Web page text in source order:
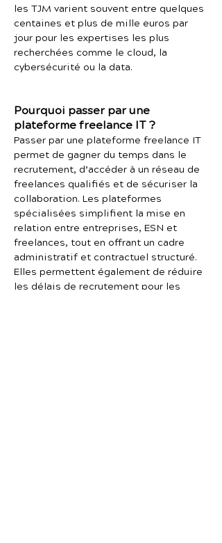
les TJM varient souvent entre quelques
centaines et plus de mille euros par
jour pour les expertises les plus
recherchées comme le cloud, la
cybersécurité ou la data.
Pourquoi passer par une
plateforme freelance IT ?
Passer par une plateforme freelance IT
permet de gagner du temps dans le
recrutement, d’accéder à un réseau de
freelances qualifiés et de sécuriser la
collaboration. Les plateformes
spécialisées simplifient la mise en
relation entre entreprises, ESN et
freelances, tout en offrant un cadre
administratif et contractuel structuré.
Elles permettent également de réduire
les délais de recrutement pour les